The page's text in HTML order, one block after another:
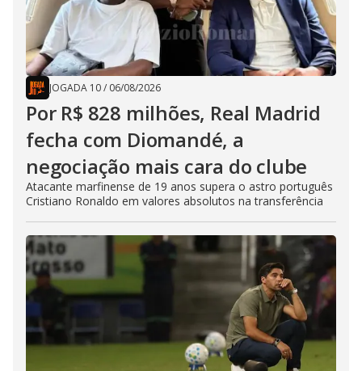
JOGADA 10/ 06/08/2026
Por R$ 828 milhões, Real Madrid
fecha com Diomandé, a
negociação mais cara do clube
Atacante marfinense de 19 anos supera o astro português
Cristiano Ronaldo em valores absolutos na transferência